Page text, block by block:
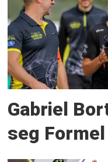
Gabriel
seg